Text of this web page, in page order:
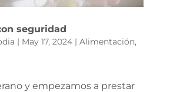
seguridad
| May 17, 2024| Alimentación,
y empezamos a prestar